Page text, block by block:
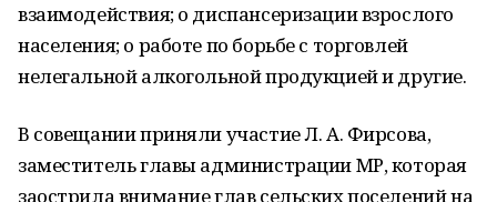
взаимодействия; о диспансеризации взрослого
населения; о работе по борьбе с торговлей
нелегальной алкогольной продукцией и другие.
В совещании приняли участие Л. А. Фирсова,
заместитель главы администрации МР, которая
заострила внимание глав сельских поселений на